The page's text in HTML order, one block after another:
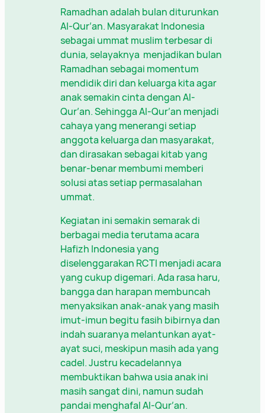
Ramadhan adalah bulan diturunkan
Al-Qur’an. Masyarakat Indonesia
sebagai ummat muslim terbesar di
dunia, selayaknya menjadikan bulan
Ramadhan sebagai momentum
mendidik diri dan keluarga kita agar
anak semakin cinta dengan Al-
Qur’an. Sehingga Al-Qur’an menjadi
cahaya yang menerangi setiap
anggota keluarga dan masyarakat,
dan dirasakan sebagai kitab yang
benar-benar membumi memberi
solusi atas setiap permasalahan
ummat.
Kegiatan ini semakin semarak di
berbagai media terutama acara
Hafizh Indonesia yang
diselenggarakan RCTI menjadi acara
yang cukup digemari. Ada rasa haru,
bangga dan harapan membuncah
menyaksikan anak-anak yang masih
imut-imun begitu fasih bibirnya dan
indah suaranya melantunkan ayat-
ayat suci, meskipun masih ada yang
cadel. Justru kecadelannya
membuktikan bahwa usia anak ini
masih sangat dini, namun sudah
pandai menghafal Al-Qur’an.